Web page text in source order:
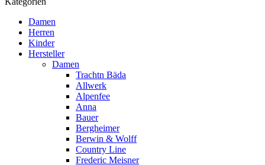
Damen
Herren
Kinder
Hersteller
Damen
Trachtn Bäda
Allwerk
Alpenfee
Anna
Bauer
Bergheimer
Berwin & Wolff
Country Line
Frederic Meisner